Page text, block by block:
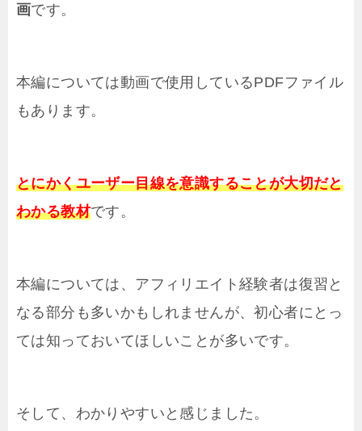
画です。
本編については動画で使用しているPDFファイル
もあります。
とにかくユーザー目線を意識することが大切だと
わかる教材です。
本編については、アフィリエイト経験者は復習と
なる部分も多いかもしれませんが、初心者にとっ
ては知っておいてほしいことが多いです。
そして、わかりやすいと感じました。